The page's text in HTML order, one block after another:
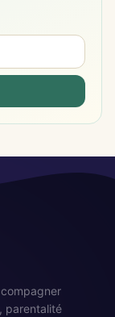
parentalité